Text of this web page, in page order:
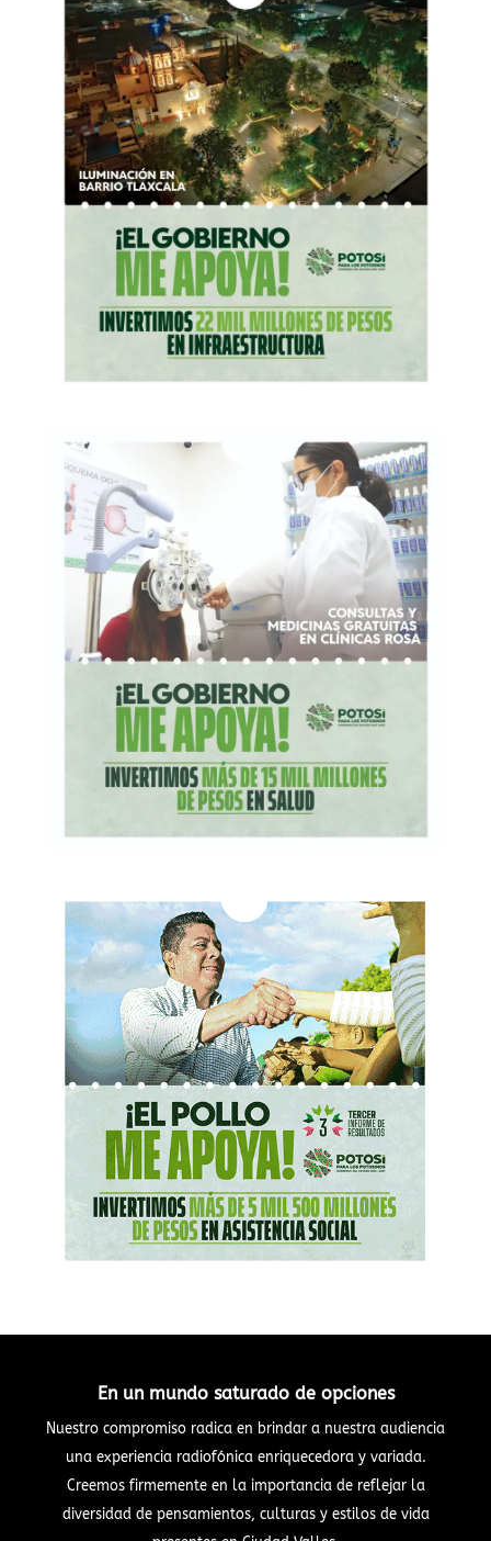
En un mundo saturado de opciones
Nuestro compromiso radica en brindar a nuestra audiencia
una experiencia radiofónica enriquecedora y variada.
Creemos firmemente en la importancia de reflejar la
diversidad de pensamientos, culturas y estilos de vida